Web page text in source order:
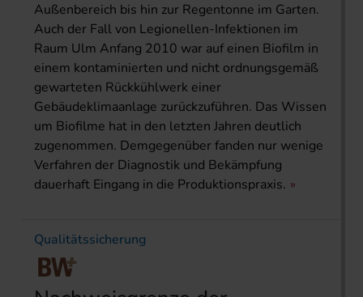
Außenbereich bis hin zur Regentonne im Garten.
Auch der Fall von Legionellen-Infektionen im
Raum Ulm Anfang 2010 war auf einen Biofilm in
einem kontaminierten und nicht ordnungsgemäß
gewarteten Rückkühlwerk einer
Gebäudeklimaanlage zurückzuführen. Das Wissen
um Biofilme hat in den letzten Jahren deutlich
zugenommen. Demgegenüber fanden nur wenige
Verfahren der Diagnostik und Bekämpfung
dauerhaft Eingang in die Produktionspraxis.
Qualitätssicherung